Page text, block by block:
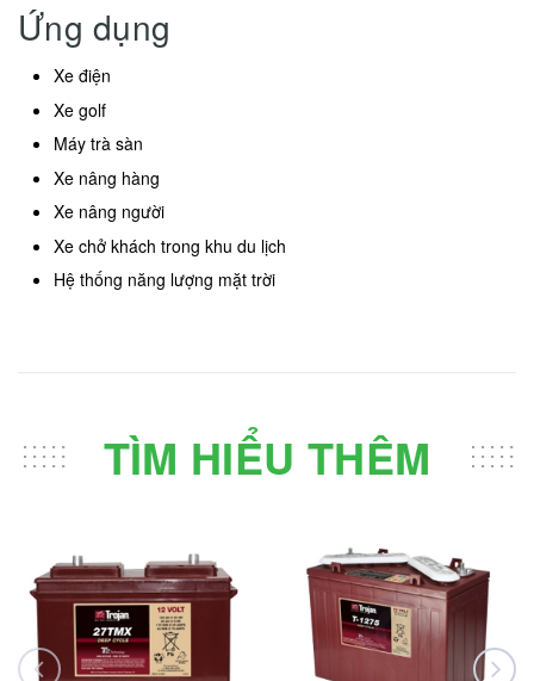
Ứng dụng
Xe điện
Xe golf
Máy trà sàn
Xe nâng hàng
Xe nâng người
Xe chở khách trong khu du lịch
Hệ thống năng lượng mặt trời
TÌM HIỂU THÊM